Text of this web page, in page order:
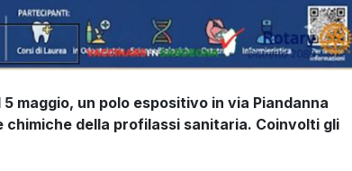
maggio, un polo espositivo in via Piandanna
della profilassi sanitaria. Coinvolti gli